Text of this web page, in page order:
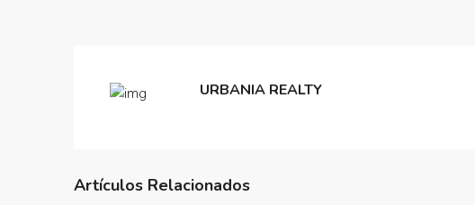
URBANIA REALTY
Artículos Relacionados